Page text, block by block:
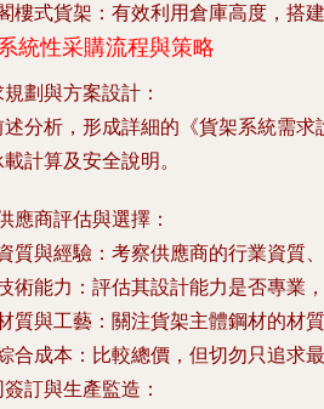
樓式貨架 ：有效利用倉庫高度，搭
統性采購流程與策略
規劃與方案設計 ：
分析，形成詳細的《貨架系統需
計算及安全說明。
應商評估與選擇 ：
質與經驗 ：考察供應商的行業資質
術能力 ：評估其設計能力是否專業
質與工藝 ：關注貨架主體鋼材的材
合成本 ：比較總價，但切勿只追求
簽訂與生產監造 ：